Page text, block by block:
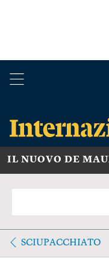
IL NUOVO DE
SCIUPACCHIATO